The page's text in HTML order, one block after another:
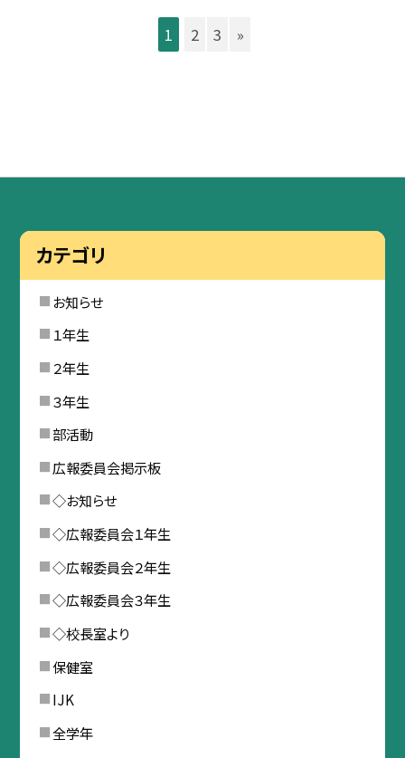
1 2 3 »
カテゴリ
お知らせ
１年生
２年生
３年生
部活動
広報委員会掲示板
◇お知らせ
◇広報委員会１年生
◇広報委員会２年生
◇広報委員会３年生
◇校長室より
保健室
IJK
全学年